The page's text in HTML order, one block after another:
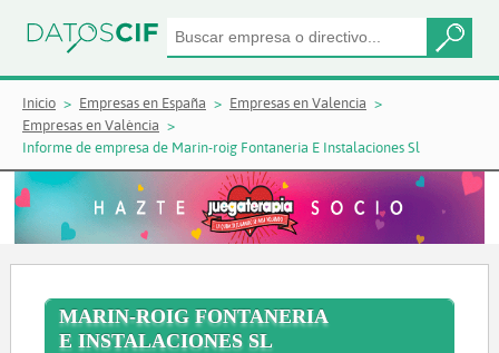
Inicio Empresas en España
Empresas en Valencia
Empresas en València
Informe de empresa de Marin-roig Fontaneria E Instalaciones Sl
MARIN-ROIG FONTANERIA
E INSTALACIONES SL